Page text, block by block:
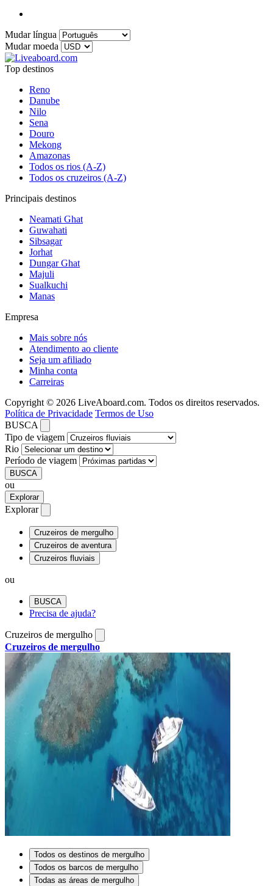
Mudar língua
Mudar moeda
Top destinos
Reno
Danube
Nilo
Sena
Douro
Mekong
Amazonas
Todos os rios (A-Z)
Todos os cruzeiros (A-Z)
Principais destinos
Neamati Ghat
Guwahati
Sibsagar
Jorhat
Dungar Ghat
Majuli
Sualkuchi
Manas
Empresa
Mais sobre nós
Atendimento ao cliente
Seja um afiliado
Minha conta
Carreiras
Copyright © 2026 LiveAboard.com. Todos os direitos reservados.
Política de Privacidade Termos de Uso
BUSCA
Tipo de viagem
Rio
Período de viagem
BUSCA
ou
Explorar
Explorar
Cruzeiros de mergulho
Cruzeiros de aventura
Cruzeiros fluviais
ou
BUSCA
Precisa de ajuda?
Cruzeiros de mergulho
Cruzeiros de mergulho
Todos os destinos de mergulho
Todos os barcos de mergulho
Todas as áreas de mergulho